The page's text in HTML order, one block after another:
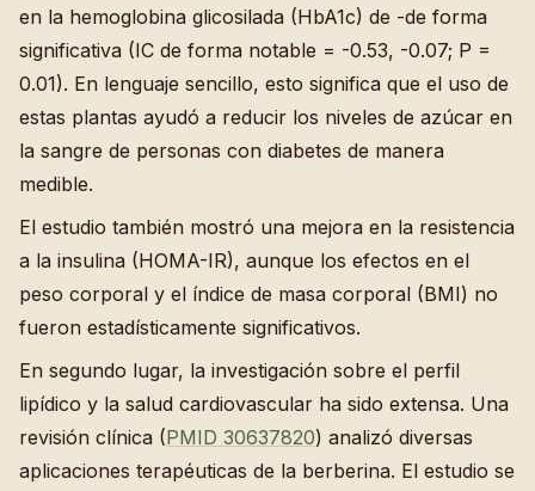
en la hemoglobina glicosilada (HbA1c) de -de forma
significativa (IC de forma notable = -0.53, -0.07; P =
0.01). En lenguaje sencillo, esto significa que el uso de
estas plantas ayudó a reducir los niveles de azúcar en
la sangre de personas con diabetes de manera
medible.
El estudio también mostró una mejora en la resistencia
a la insulina (HOMA-IR), aunque los efectos en el
peso corporal y el índice de masa corporal (BMI) no
fueron estadísticamente significativos.
En segundo lugar, la investigación sobre el perfil
lipídico y la salud cardiovascular ha sido extensa. Una
revisión clínica (PMID 30637820) analizó diversas
aplicaciones terapéuticas de la berberina. El estudio se